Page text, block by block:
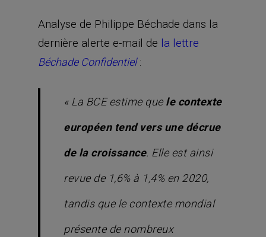
Analyse de Philippe Béchade dans la
dernière alerte e-mail de la lettre
Béchade Confidentiel:
« La BCE estime que le contexte
européen tend vers une décrue
de la croissance. Elle est ainsi
revue de 1,6% à 1,4% en 2020,
tandis que le contexte mondial
présente de nombreux